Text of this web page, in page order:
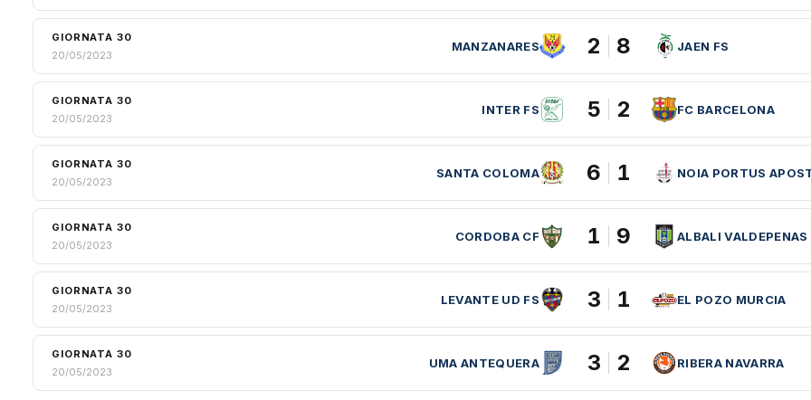
GIORNATA 30
20/05/2023
MANZANARES 2 8 JAEN FS
GIORNATA 30
20/05/2023
INTER FS 5 2 FC BARCELONA
GIORNATA 30
20/05/2023
SANTA COLOMA 6 1 NOIA PORTUS
GIORNATA 30
20/05/2023
CORDOBA CF 1 9 ALBALI VALDEPENAS
GIORNATA 30
20/05/2023
LEVANTE UD FS 3 1 EL POZO MURCIA
GIORNATA 30
20/05/2023
UMA ANTEQUERA 3 2 RIBERA NAVARRA